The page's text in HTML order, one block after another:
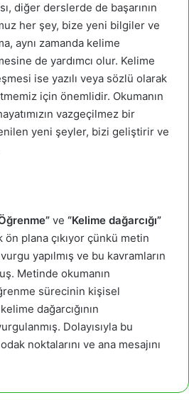
diğer derslerde de başarının
her şey, bize yeni bilgiler ve
aynı zamanda kelime
de yardımcı olur. Kelime
ise yazılı veya sözlü olarak
için önemlidir. Okumanın
vazgeçilmez bir
yeni şeyler, bizi geliştirir ve
ve “Kelime dağarcığı”
plana çıkıyor çünkü metin
yapılmış ve bu kavramların
Metinde okumanın
sürecinin kişisel
dağarcığının
Dolayısıyla bu
noktalarını ve ana mesajını